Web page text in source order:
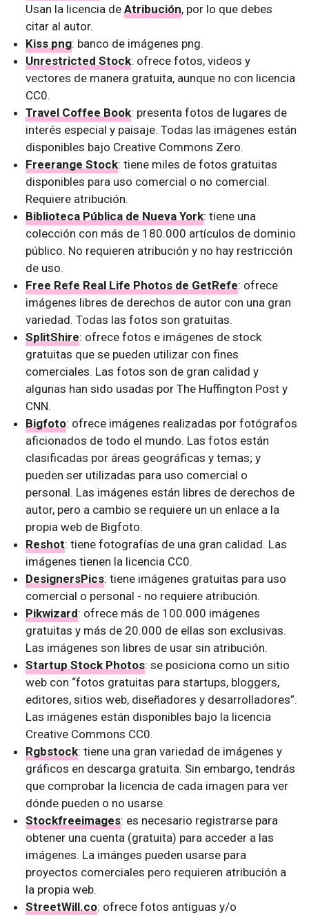
Usan la licencia deAtribución, por lo que debes
citar al autor.
Kiss png: banco de imágenes png.
Unrestricted Stock: ofrece fotos, videos y
vectores de manera gratuita, aunque no con licencia
CC0.
Travel Coffee Book: presenta fotos de lugares de
interés especial y paisaje. Todas las imágenes están
disponibles bajo Creative Commons Zero.
Freerange Stock: tiene miles de fotos gratuitas
disponibles para uso comercial o no comercial.
Requiere atribución.
Biblioteca Pública de Nueva York: tiene una
colección con más de 180.000 artículos de dominio
público. No requieren atribución y no hay restricción
de uso.
Free Refe Real Life Photos de GetRefe: ofrece
imágenes libres de derechos de autor con una gran
variedad. Todas las fotos son gratuitas.
SplitShire: ofrece fotos e imágenes de stock
gratuitas que se pueden utilizar con fines
comerciales. Las fotos son de gran calidad y
algunas han sido usadas por The Huffington Post y
CNN.
Bigfoto: ofrece imágenes realizadas por fotógrafos
aficionados de todo el mundo. Las fotos están
clasificadas por áreas geográficas y temas; y
pueden ser utilizadas para uso comercial o
personal. Las imágenes están libres de derechos de
autor, pero a cambio se requiere un un enlace a la
propia web de Bigfoto.
Reshot: tiene fotografías de una gran calidad. Las
imágenes tienen la licencia CC0.
DesignersPics: tiene imágenes gratuitas para uso
comercial o personal - no requiere atribución.
Pikwizard: ofrece más de 100.000 imágenes
gratuitas y más de 20.000 de ellas son exclusivas.
Las imágenes son libres de usar sin atribución.
Startup Stock Photos: se posiciona como un sitio
web con “fotos gratuitas para startups, bloggers,
editores, sitios web, diseñadores y desarrolladores”.
Las imágenes están disponibles bajo la licencia
Creative Commons CC0.
Rgbstock: tiene una gran variedad de imágenes y
gráficos en descarga gratuita. Sin embargo, tendrás
que comprobar la licencia de cada imagen para ver
dónde pueden o no usarse.
Stockfreeimages: es necesario registrarse para
obtener una cuenta (gratuita) para acceder a las
imágenes. La imánges pueden usarse para
proyectos comerciales pero requieren atribución a
la propia web.
StreetWill.co: ofrece fotos antiguas y/o